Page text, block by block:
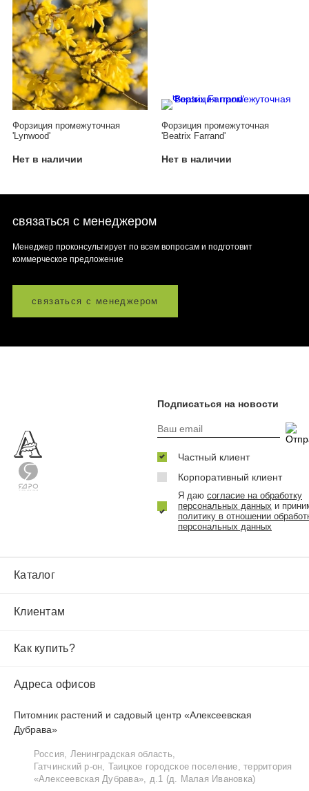
Форзиция промежуточная
'Lynwood'
Нет в наличии
Форзиция промежуточная
'Beatrix Farrand'
Нет в наличии
связаться с менеджером
Менеджер проконсультирует по всем вопросам и подготовит
коммерческое предложение
связаться с менеджером
Каталог
Клиентам
Как купить?
Адреса офисов
Питомник растений и садовый центр «Алексеевская
Дубрава»
Россия, Ленинградская область,
Гатчинский р‑он, Таицкое городское поселение, территория
«Алексеевская Дубрава», д.1 (д. Малая Ивановка)
Подписаться на новости
Частный клиент
Корпоративный клиент
Я даю согласие на обработку
персональных данных и
политику в отношении
персональных данных